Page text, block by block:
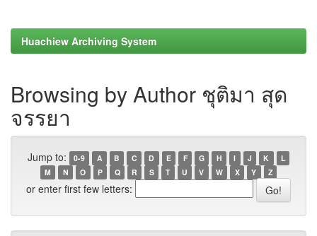
Huachiew Archiving System
Browsing by Author ชุติมา สุด
จรรยา
Jump to: 0-9 A B C D E F G H I J K
L
M
N O P Q R S T U V W X Y Z
or enter first few letters: